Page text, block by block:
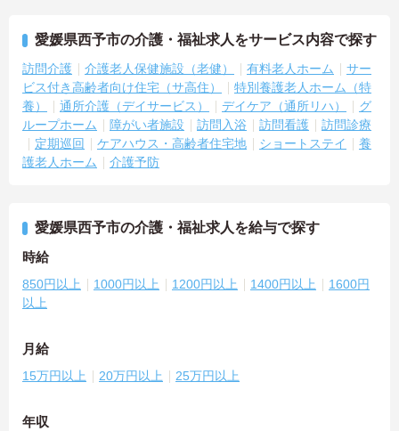
愛媛県西予市の介護・福祉求人をサービス内容で探す
訪問介護 介護老人保健施設（老健） 有料老人ホーム
サー
ビス付き高齢者向け住宅（サ高住）
特別養護老人ホーム（特
養）
通所介護（デイサービス） デイケア（通所リハ）
グ
ループホーム
障がい者施設 訪問入浴 訪問看護
訪問診療
定期巡回
ケアハウス・高齢者住宅地 ショートステイ
養
護老人ホーム
介護予防
愛媛県西予市の介護・福祉求人を給与で探す
時給
850円以上 1000円以上 1200円以上 1400円以上
1600円
以上
月給
15万円以上 20万円以上 25万円以上
年収